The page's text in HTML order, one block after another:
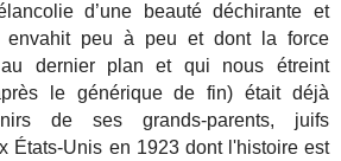
d’une beauté déchirante et
envahit peu à peu et dont la force
au dernier plan et qui nous étreint
le générique de fin) était déjà
de ses grands-parents, juifs
États-Unis en 1923 dont l'histoire est